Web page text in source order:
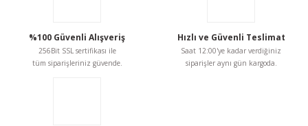
Ürün açıklamasında eksik bilgiler bulunuyor.
Ürün bilgilerinde hatalar bulunuyor.
%100 Güvenli Alışveriş
256Bit SSL sertifikası ile
tüm siparişleriniz güvende.
Hızlı ve Güvenli Teslimat
Saat 12:00'ye kadar verdiğiniz
siparişler aynı gün kargoda.